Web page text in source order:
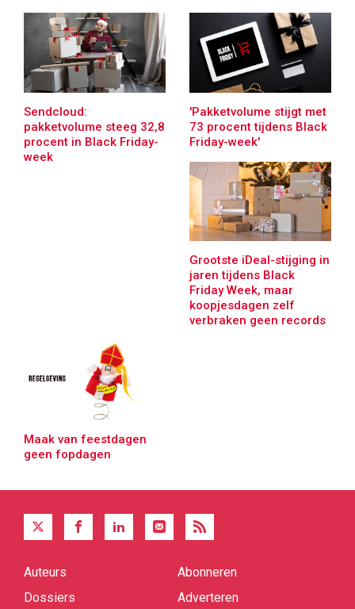
Sendcloud:
pakketvolume steeg 32,8
procent in Black Friday-
week
'Pakketvolume stijgt met
73 procent tijdens Black
Friday-week'
Grootste iDeal-stijging in
jaren tijdens Black
Friday Week, maar
koopjesdagen zelf
verbraken geen records
Maak van feestdagen
geen fopdagen
Quick
Auteurs
Dossiers
Abonneren
Adverteren